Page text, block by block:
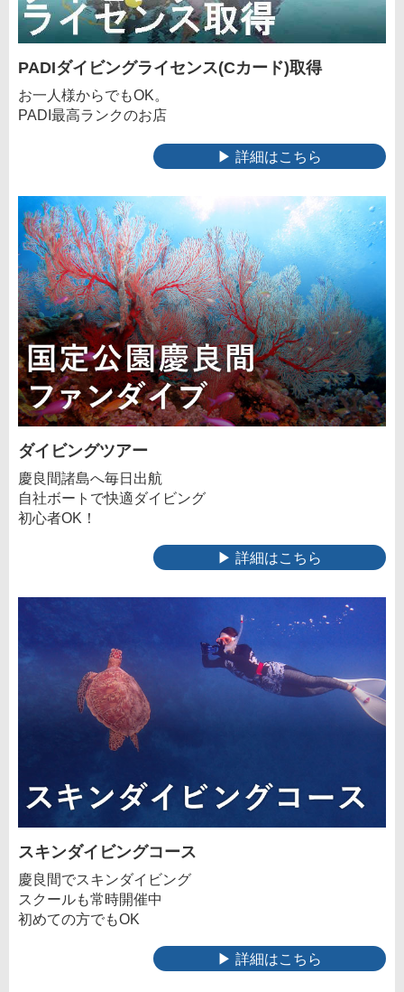
PADIダイビングライセンス(Cカード)取得
お一人様からでもOK。
PADI最高ランクのお店
▶ 詳細はこちら
ダイビングツアー
慶良間諸島へ毎日出航
自社ボートで快適ダイビング
初心者OK！
▶ 詳細はこちら
スキンダイビングコース
慶良間でスキンダイビング
スクールも常時開催中
初めての方でもOK
▶ 詳細はこちら